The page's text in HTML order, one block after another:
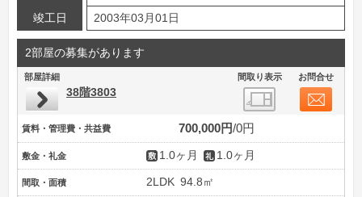
竣工日 2003年03月01日
2部屋の募集があります
部屋詳細 間取り表示 お問合せ
38階3803
賃料・管理費・共益費 700,000円 0円
敷金・礼金 1.0ヶ月 1.0ヶ月
間取・面積 2LDK 94.8㎡